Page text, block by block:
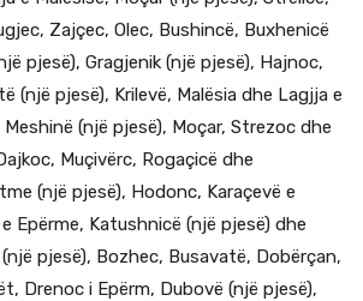
Zajçec, Olec, Bushincë, Buxhenicë
pjesë), Gragjenik (një pjesë), Hajnoc,
(një pjesë), Krilevë, Malësia dhe Lagjja e
Meshinë (një pjesë), Moçar, Strezoc dhe
Muçivërc, Rogaçicë dhe
(një pjesë), Hodonc, Karaçevë e
Epërme, Katushnicë (një pjesë) dhe
pjesë), Bozhec, Busavatë, Dobërçan,
Drenoc i Epërm, Dubovë (një pjesë),